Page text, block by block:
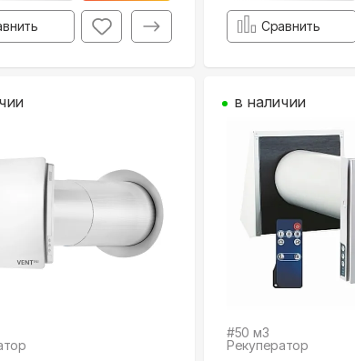
Сравнить
#50 м3
Рекуператор
в наличии